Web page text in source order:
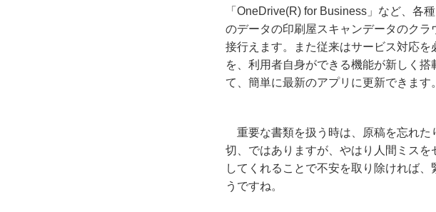
「 OneDrive(R) for Business 」など、各
のデータの印刷屋スキャンデータのク
接行えます。また従来はサービス対応
を、利用者自身ができる機能が新しく
て、簡単に最新のアプリに更新できます。
重要な書類を扱う時は、原稿を忘れ
切、ではありますが、やはり人間ミス
してくれることで不安を取り除ければ
うですね。